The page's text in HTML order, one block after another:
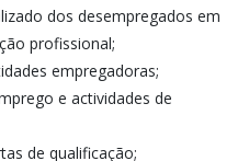
dos desempregados em
profissional;
empregadoras;
e actividades de
de qualificação;